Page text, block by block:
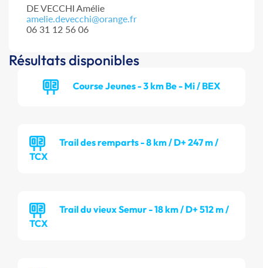
DE VECCHI Amélie
amelie.devecchi@orange.fr
06 31 12 56 06
Résultats disponibles
Course Jeunes - 3 km Be - Mi / BEX
Trail des remparts - 8 km / D+ 247 m /
TCX
Trail du vieux Semur - 18 km / D+ 512 m /
TCX